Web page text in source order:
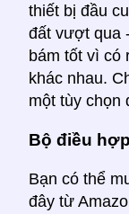
thiết bị đầu
đất vượt qua
bám tốt vì có
khác nhau.
một tùy chọn
Bộ điều
Bạn có thể
đây từ